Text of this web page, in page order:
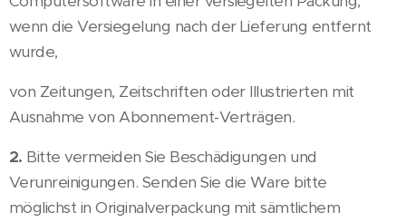
wenn die Versiegelung nach der Lieferung entfernt
wurde,
von Zeitungen, Zeitschriften oder Illustrierten mit
Ausnahme von Abonnement-Verträgen.
2. Bitte vermeiden Sie Beschädigungen und
Verunreinigungen. Senden Sie die Ware bitte
möglichst in Originalverpackung mit sämtlichem